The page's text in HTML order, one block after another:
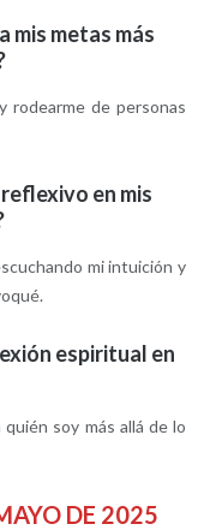
mis metas más
rodearme de personas
en mis
mi intuición y
espiritual en
soy más allá de lo
DE 2025